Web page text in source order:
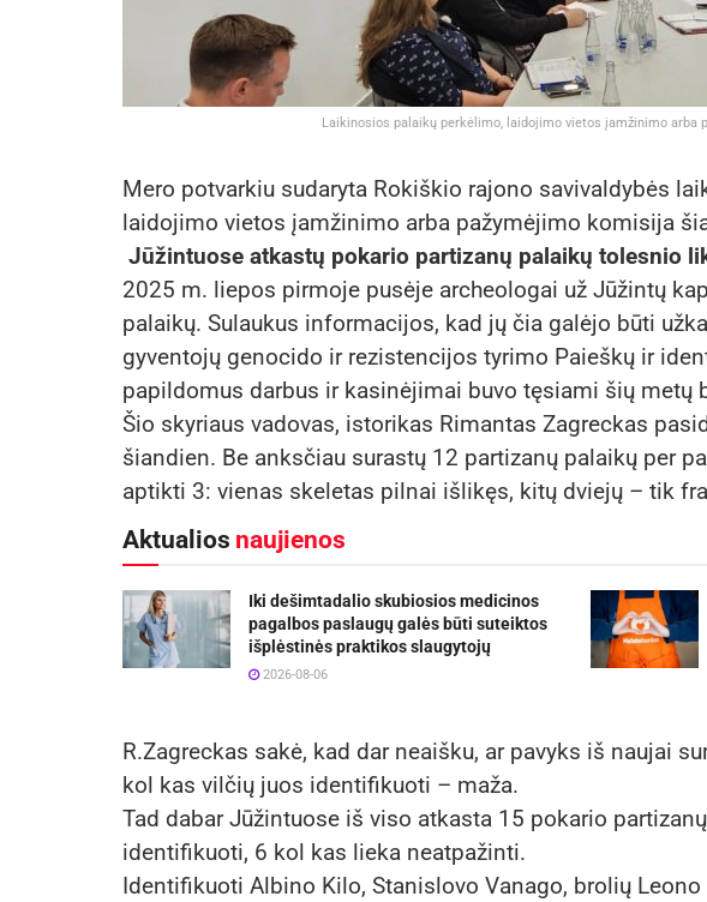
Laikinosios palaikų perkėlimo, laidojimo vietos įamžinimo
Mero potvarkiu sudaryta Rokiškio rajono savivaldybės
laidojimo vietos įamžinimo arba pažymėjimo komisija
Jūžintuose atkastų pokario partizanų palaikų tolesnio
2025 m. liepos pirmoje pusėje archeologai už Jūžintų
palaikų. Sulaukus informacijos, kad jų čia galėjo būti
gyventojų genocido ir rezistencijos tyrimo Paieškų ir
papildomus darbus ir kasinėjimai buvo tęsiami šių metų
Šio skyriaus vadovas, istorikas Rimantas Zagreckas
šiandien. Be anksčiau surastų 12 partizanų palaikų per
aptikti 3: vienas skeletas pilnai išlikęs, kitų dviejų – tik
Aktualios naujienos
Iki dešimtadalio skubiosios medicinos
pagalbos paslaugų galės būti suteiktos
išplėstinės praktikos slaugytojų
2026-08-06
R.Zagreckas sakė, kad dar neaišku, ar pavyks iš naujai
kol kas vilčių juos identifikuoti – maža.
Tad dabar Jūžintuose iš viso atkasta 15 pokario
identifikuoti, 6 kol kas lieka neatpažinti.
Identifikuoti Albino Kilo, Stanislovo Vanago, brolių Leono